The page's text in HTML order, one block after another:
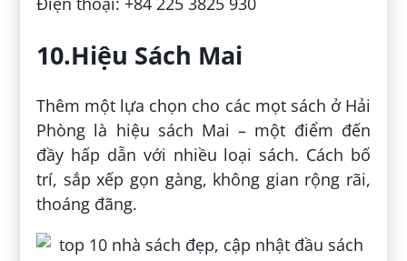
10.Hiệu Sách Mai
Thêm một lựa chọn cho các mọt sách ở Hải
Phòng là hiệu sách Mai – một điểm đến
đầy hấp dẫn với nhiều loại sách. Cách bố
trí, sắp xếp gọn gàng, không gian rộng rãi,
thoáng đãng.